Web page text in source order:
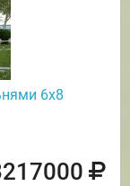
6х8